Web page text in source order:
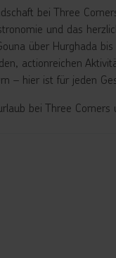
bei Three
und das
über Hurghada
actionreichen
– hier ist für jeden
bei Three